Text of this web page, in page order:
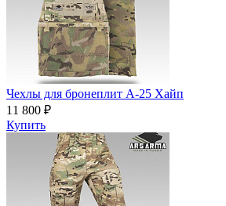
Чехлы для бронеплит А-25 Хайп
11 800 ₽
Купить